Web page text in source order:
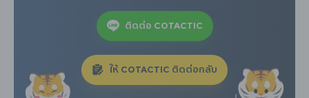
ติดต่อ COTACTIC
ให้ COTACTIC ติดต่อกลับ